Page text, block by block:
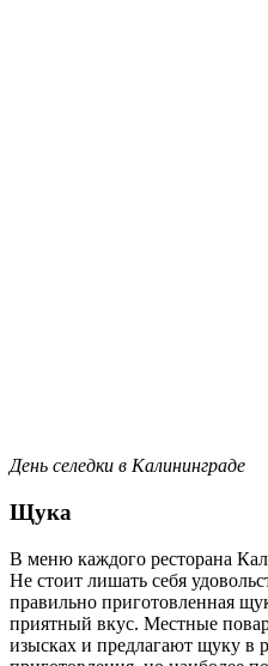
День селедки в Калининграде
Щука
В меню каждого ресторана
Не стоит лишать себя
правильно приготовленная
приятный вкус. Местные
изысках и предлагают щуку в